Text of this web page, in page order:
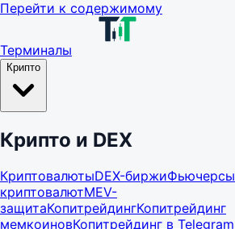
Перейти к содержимому
Терминалы
Крипто
Крипто и DEX
КриптовалютыDEX-биржиФьючерсы
криптовалютMEV-
защитаКопитрейдингКопитрейдинг
мемкоиновКопитрейдинг в Telegram